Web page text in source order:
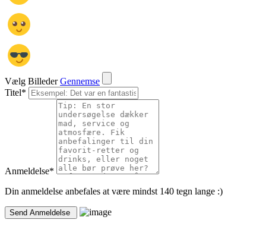
Vælg Billeder Gennemse
Titel*
Anmeldelse*
Din anmeldelse anbefales at være mindst 140 tegn lange :)